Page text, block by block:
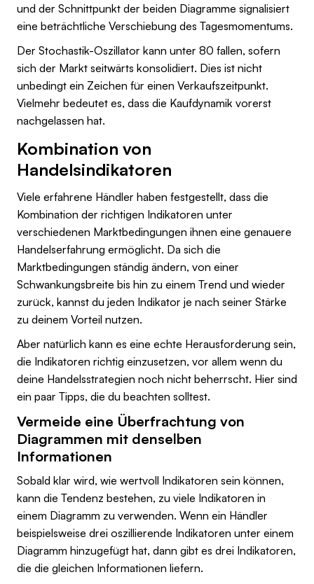
und der Schnittpunkt der beiden Diagramme signalisiert
eine beträchtliche Verschiebung des Tagesmomentums.
Der Stochastik-Oszillator kann unter 80 fallen, sofern
sich der Markt seitwärts konsolidiert. Dies ist nicht
unbedingt ein Zeichen für einen Verkaufszeitpunkt.
Vielmehr bedeutet es, dass die Kaufdynamik vorerst
nachgelassen hat.
Kombination von
Handelsindikatoren
Viele erfahrene Händler haben festgestellt, dass die
Kombination der richtigen Indikatoren unter
verschiedenen Marktbedingungen ihnen eine genauere
Handelserfahrung ermöglicht. Da sich die
Marktbedingungen ständig ändern, von einer
Schwankungsbreite bis hin zu einem Trend und wieder
zurück, kannst du jeden Indikator je nach seiner Stärke
zu deinem Vorteil nutzen.
Aber natürlich kann es eine echte Herausforderung sein,
die Indikatoren richtig einzusetzen, vor allem wenn du
deine Handelsstrategien noch nicht beherrscht. Hier sind
ein paar Tipps, die du beachten solltest.
Vermeide eine Überfrachtung von
Diagrammen mit denselben
Informationen
Sobald klar wird, wie wertvoll Indikatoren sein können,
kann die Tendenz bestehen, zu viele Indikatoren in
einem Diagramm zu verwenden. Wenn ein Händler
beispielsweise drei oszillierende Indikatoren unter einem
Diagramm hinzugefügt hat, dann gibt es drei Indikatoren,
die die gleichen Informationen liefern.